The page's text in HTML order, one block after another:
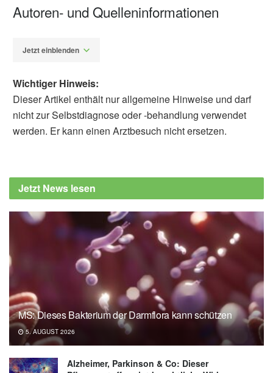
Autoren- und Quelleninformationen
Jetzt einblenden
capable of detecting multiple types of cancer,
(Abruf: 29.09.2019),
Wichtiger Hinweis:
Dieser Artikel enthält nur allgemeine Hinweise und darf
nicht zur Selbstdiagnose oder -behandlung verwendet
werden. Er kann einen Arztbesuch nicht ersetzen.
Jetzt News lesen
MS: Dieses Bakterium der Darmflora kann schützen
5. AUGUST 2026
Alzheimer, Parkinson & Co: Dieser